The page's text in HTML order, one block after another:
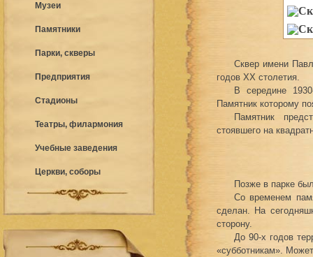
Музеи
Памятники
Парки, скверы
Предприятия
Стадионы
Театры, филармония
Учебные заведения
Церкви, соборы
Сквер имени
годов ХХ столетия.
В середине
Памятник которому
Памятник
стоявшего на
Позже в парке
Со временем
сделан. На
сторону.
До 90-х годов
«субботникам».